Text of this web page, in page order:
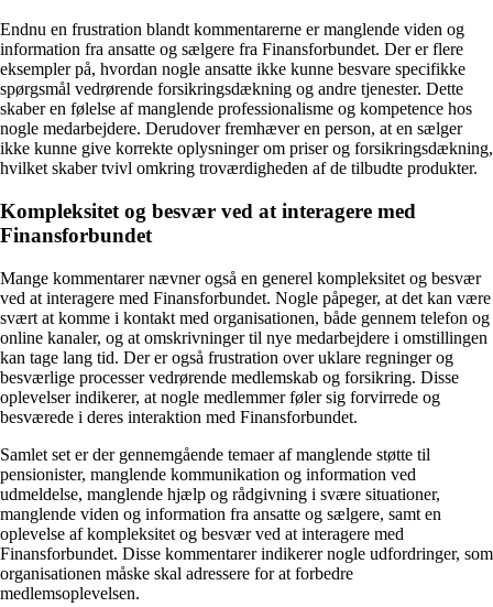
Endnu en frustration blandt kommentarerne er manglende viden og
information fra ansatte og sælgere fra Finansforbundet. Der er flere
eksempler på, hvordan nogle ansatte ikke kunne besvare specifikke
spørgsmål vedrørende forsikringsdækning og andre tjenester. Dette
skaber en følelse af manglende professionalisme og kompetence hos
nogle medarbejdere. Derudover fremhæver en person, at en sælger
ikke kunne give korrekte oplysninger om priser og forsikringsdækning,
hvilket skaber tvivl omkring troværdigheden af de tilbudte produkter.
Kompleksitet og besvær ved at interagere med
Finansforbundet
Mange kommentarer nævner også en generel kompleksitet og besvær
ved at interagere med Finansforbundet. Nogle påpeger, at det kan være
svært at komme i kontakt med organisationen, både gennem telefon og
online kanaler, og at omskrivninger til nye medarbejdere i omstillingen
kan tage lang tid. Der er også frustration over uklare regninger og
besværlige processer vedrørende medlemskab og forsikring. Disse
oplevelser indikerer, at nogle medlemmer føler sig forvirrede og
besværede i deres interaktion med Finansforbundet.
Samlet set er der gennemgående temaer af manglende støtte til
pensionister, manglende kommunikation og information ved
udmeldelse, manglende hjælp og rådgivning i svære situationer,
manglende viden og information fra ansatte og sælgere, samt en
oplevelse af kompleksitet og besvær ved at interagere med
Finansforbundet. Disse kommentarer indikerer nogle udfordringer, som
organisationen måske skal adressere for at forbedre
medlemsoplevelsen.